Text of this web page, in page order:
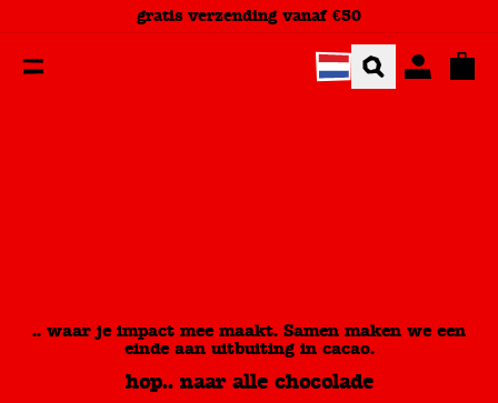
You are currently on the Tony’s Chocolonely -
gratis verzending vanaf €50
.. waar je impact mee maakt. Samen maken we een
einde aan uitbuiting in cacao.
hop.. naar alle chocolade